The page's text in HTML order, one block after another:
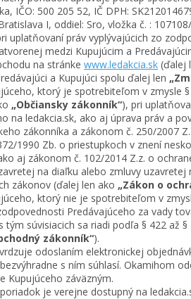
IČO: 500 205 52, IČ DPH:
I, oddiel: Sro, vložka č. :
uplatňovaní práv vyplývajúcich zo
medzi Kupujúcim a
na stránke www.ledakcia.sk (ďalej
a Kupujúci spolu ďalej len
ktorý je spotrebiteľom v zmysle §
„Občiansky zákonník“), pri
na ledakcia.sk, ako aj úprava práv a
zákonníka a zákonom č. 250/2007
1990 Zb. o priestupkoch v znení
aj zákonom č. 102/2014 Z.z. o
na diaľku alebo zmluvy
zákonov (ďalej len ako „Zákon o
ktorý nie je spotrebiteľom v
Predávajúceho za vady
tým súvisiacich sa riadi podľa § 422 až
zákonník“).
odoslaním elektronickej
s ním súhlasí. Okamihom
Kupujúceho záväzným.
je verejne dostupný na